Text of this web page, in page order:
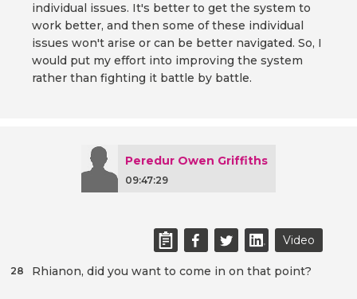
individual issues. It's better to get the system to
work better, and then some of these individual
issues won't arise or can be better navigated. So, I
would put my effort into improving the system
rather than fighting it battle by battle.
Peredur Owen Griffiths
09:47:29
Video
Rhianon, did you want to come in on that point?
28